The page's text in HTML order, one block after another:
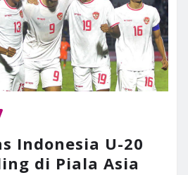
Indonesia U-20
di Piala Asia